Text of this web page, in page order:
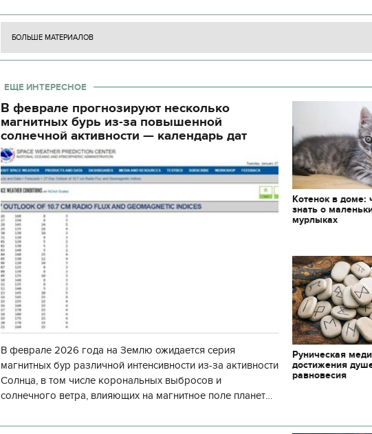
боевых ст
БОЛЬШЕ МАТЕРИАЛОВ
ЕЩЕ ИНТЕРЕСНОЕ
В феврале прогнозируют несколько
магнитных бурь из-за повышенной
солнечной активности — календарь дат
В феврале 2026 года на Землю ожидается серия
магнитных бур различной интенсивности из-за активности
Солнца, в том числе корональных выбросов и
солнечного ветра, влияющих на магнитное поле планеты.
об
Котенок в доме:
знать о
мурлыках
Руническая
достижения
равновесия
11.10.2017 |
Времена Руси: как
декорации к
"Сторожевая